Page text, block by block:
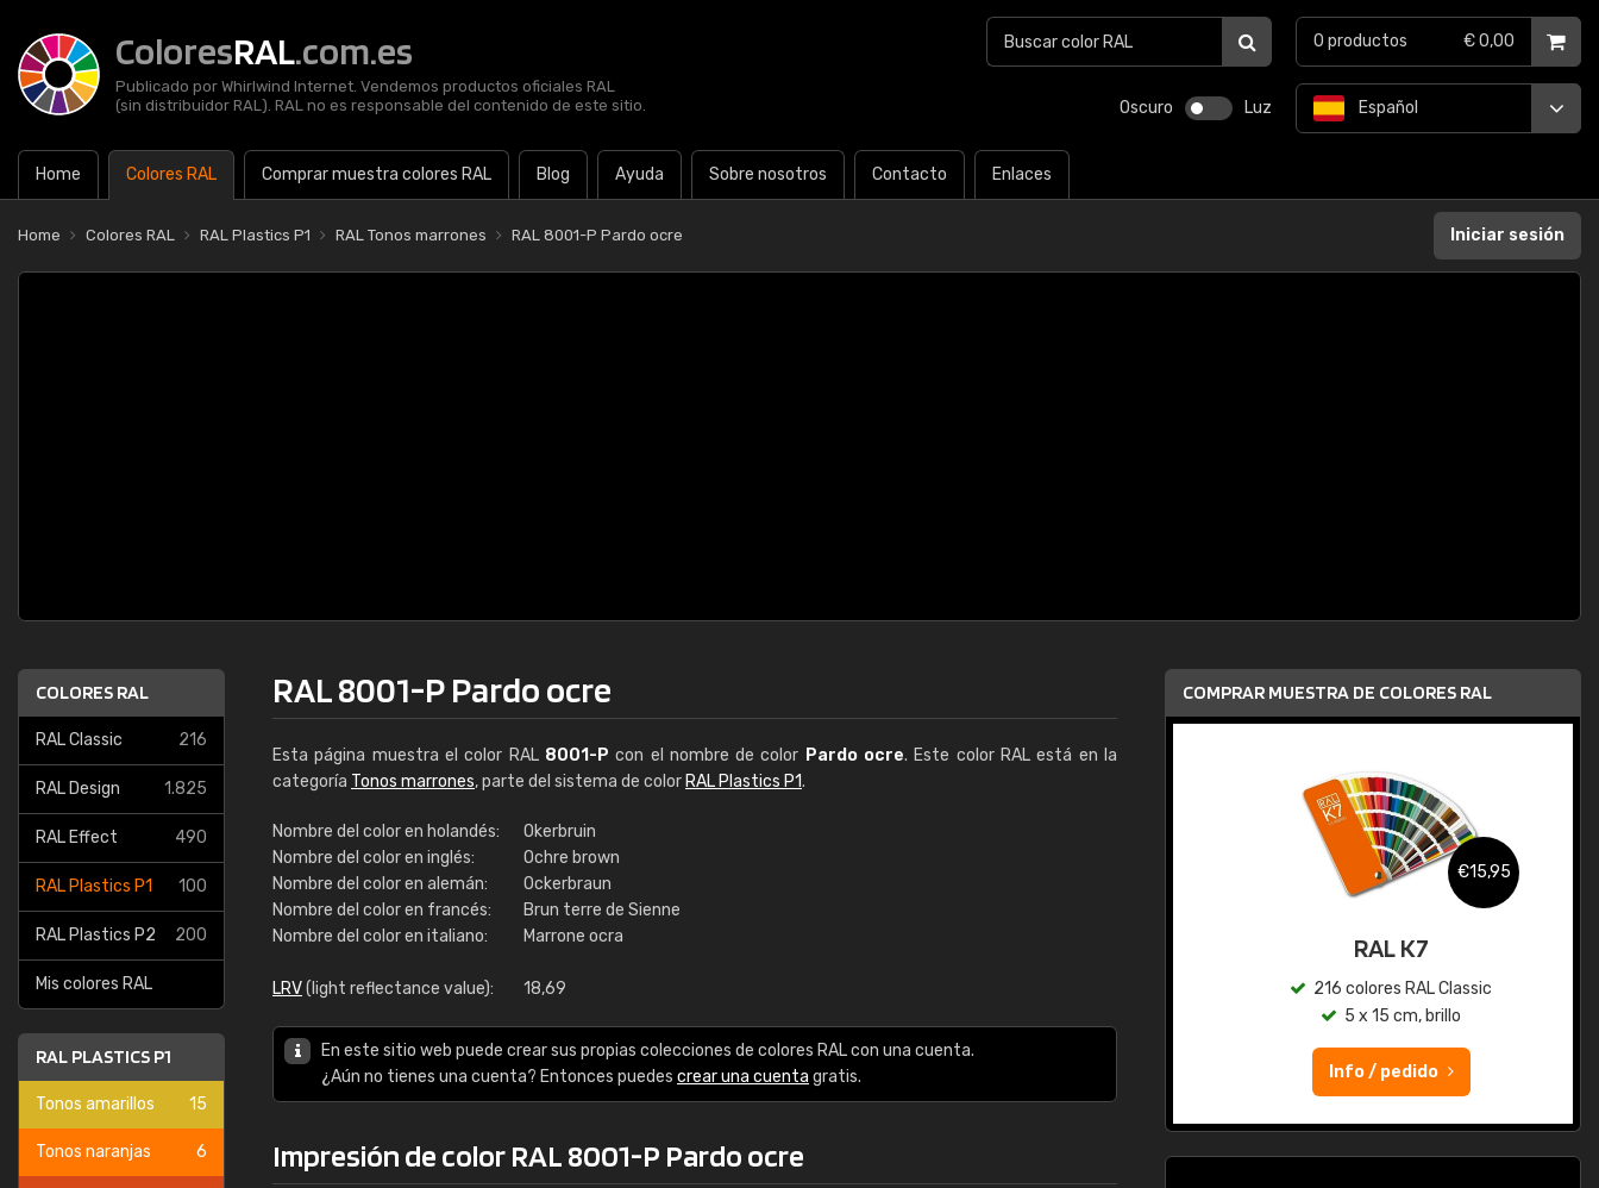
ColoresRAL.com.es
Publicado por Whirlwind Internet. Vendemos productos oficiales RAL
(sin distribuidor RAL). RAL no es responsable del contenido de este sitio.
Oscuro Luz
Home Colores RAL Comprar muestra colores RAL Blog Ayuda Sobre nosotros Contacto Enlaces
Español
0 productos € 0,00
Home Colores RAL RAL Plastics P1 RAL Tonos marrones RAL 8001-P Pardo ocre Iniciar sesión
COLORES RAL
RAL Classic 216
RAL Design 1.825
RAL Effect 490
RAL Plastics P1 100
RAL Plastics P2 200
Mis colores RAL
RAL PLASTICS P1
Tonos amarillos 15
Tonos naranjas 6
RAL 8001-P Pardo ocre
Esta página muestra el color RAL 8001-P con el nombre de color Pardo ocre. Este color RAL está en la
categoría Tonos marrones, parte del sistema de color RAL Plastics P1.
Nombre del color en holandés:
Okerbruin
Nombre del color en inglés:
Ochre brown
Nombre del color en alemán:
Ockerbraun
Nombre del color en francés:
Brun terre de Sienne
Nombre del color en italiano:
Marrone ocra
LRV(light reflectance value): 18,69
En este sitio web puede crear sus propias colecciones de colores RAL con una cuenta.
¿Aún no tienes una cuenta? Entonces puedes crear una cuenta gratis.
Impresión de color RAL 8001-P Pardo ocre
COMPRAR MUESTRA DE COLORES RAL
€15,95
RAL K7
216 colores RAL Classic
5 x 15 cm, brillo
Info / pedido